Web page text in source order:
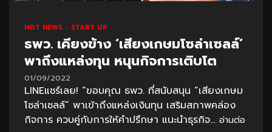
HOT NEWS START UP
ธพว. เคียงข้าง ‘เสียงเกษมโซล่าเซลล์’
พาถึงแหล่งทุน หนุนกิจการเติบโต
01/09/2022
LINEแชร์เลย! “ขอบคุณ ธพว. ที่สนับสนุน “เสียงเกษม
โซล่าเซลล์” พาเข้าถึงแหล่งเงินทุน เสริมสภาพคล่อง
กิจการ ควบคู่กับการให้คำปรึกษา แนะนำธุรกิจ... อ่านต่อ